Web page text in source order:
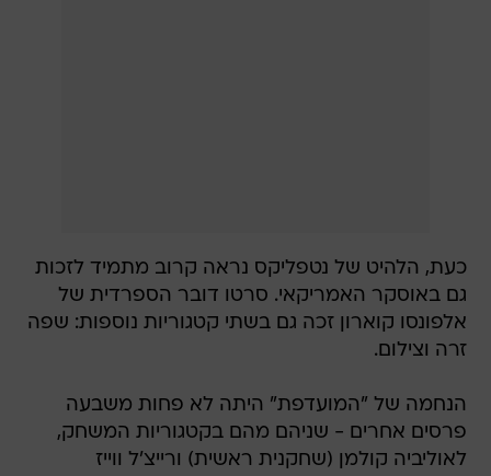
כעת, הלהיט של נטפליקס נראה קרוב מתמיד לזכות
גם באוסקר האמריקאי. סרטו דובר הספרדית של
אלפונסו קוארון זכה גם בשתי קטגוריות נוספות: שפה
זרה וצילום.
הנחמה של "המועדפת" היתה לא פחות משבעה
פרסים אחרים - שניהם מהם בקטגוריות המשחק,
לאוליביה קולמן (שחקנית ראשית) ורייצ'ל ווייז